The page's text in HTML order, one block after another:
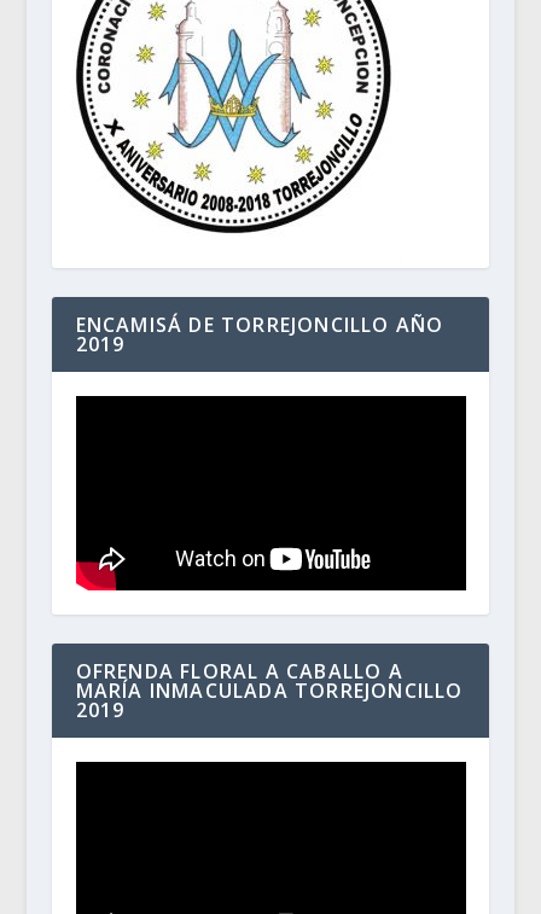
ENCAMISÁ DE TORREJONCILLO AÑO
2019
OFRENDA FLORAL A CABALLO A
MARÍA INMACULADA TORREJONCILLO
2019